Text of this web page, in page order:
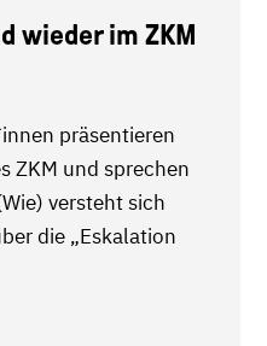
wieder im ZKM
präsentieren
ZKM und sprechen
versteht sich
die „Eskalation